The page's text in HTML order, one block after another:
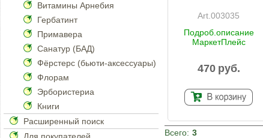
003035
Подроб.описание
МаркетПлейс
470 руб.
Всего: 3
Витамины Арнебия
Гербатинт
Примавера
Санатур (БАД)
Фёрстерс (бьюти-аксессуары)
Флорам
Эрбористериа
Книги
Расширенный поиск